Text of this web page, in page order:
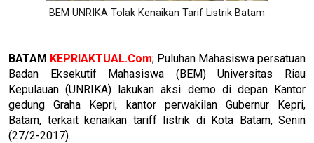
BEM UNRIKA Tolak Kenaikan Tarif Listrik Batam
BATAM KEPRIAKTUAL.Com; Puluhan Mahasiswa persatuan
Badan Eksekutif Mahasiswa (BEM) Universitas Riau
Kepulauan (UNRIKA) lakukan aksi demo di depan Kantor
gedung Graha Kepri, kantor perwakilan Gubernur Kepri,
Batam, terkait kenaikan tariff listrik di Kota Batam, Senin
(27/2-2017).